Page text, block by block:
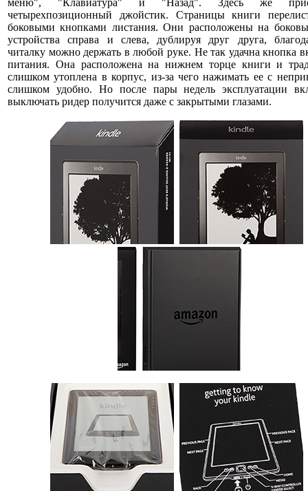
меню", "Клавиатура" и "Назад". Здесь же
четырехпозиционный джойстик. Страницы книги
боковыми кнопками листания. Они расположены на
устройства справа и слева, дублируя друг друга,
читалку можно держать в любой руке. Не так удачна кнопка
питания. Она расположена на нижнем торце книги и
слишком утоплена в корпус, из-за чего нажимать ее с
слишком удобно. Но после пары недель эксплуатации
выключать ридер получится даже с закрытыми глазами.